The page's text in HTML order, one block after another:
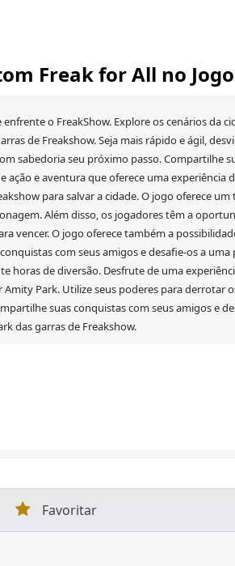
Freak for All no
o FreakShow. Explore os cenários da
de Freakshow. Seja mais rápido e ágil,
sabedoria seu próximo passo. Compartilhe
ação e aventura que oferece uma
para salvar a cidade. O jogo oferece
Além disso, os jogadores têm a
vencer. O jogo oferece também a
com seus amigos e desafie-os a
horas de diversão. Desfrute de uma
Park. Utilize seus poderes para derrotar
suas conquistas com seus amigos e
das garras de Freakshow.
Favoritar